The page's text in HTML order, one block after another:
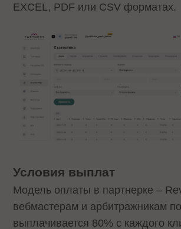
EXCEL, PDF или CSV форматах.
Условия выплат
Модель оплаты в партнерке –
вебмастерам и арбитражникам
выплачивается 80% с каждого